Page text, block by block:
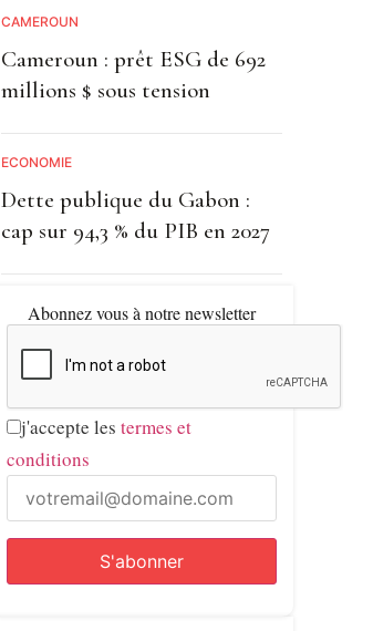
CAMEROUN
Cameroun : prêt ESG de 692
millions $ sous tension
ECONOMIE
Dette publique du Gabon :
cap sur 94,3 % du PIB en 2027
Abonnez vous à notre newsletter
j'accepte les termes et
conditions